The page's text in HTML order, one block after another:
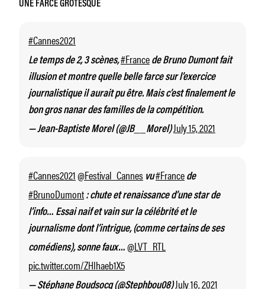
UNE FARCE GROTESQUE
#Cannes2021
Le temps de 2, 3 scènes,#France de Bruno Dumont fait
illusion et montre quelle belle farce sur l’exercice
journalistique il aurait pu être. Mais c’est finalement le
bon gros nanar des familles de la compétition.
— Jean-Baptiste Morel (@JB__Morel)July 15, 2021
#Cannes2021@Festival_Cannes vu#France de
#BrunoDumont: chute et renaissance d’une star de
l’info… Essai naif et vain sur la célébrité et le
journalisme dont l’intrigue, (comme certains de ses
comédiens), sonne faux… @LVT_RTL
pic.twitter.com/ZHIhaeb1X5
— Stéphane Boudsocq (@Stephbou08)July 16, 2021